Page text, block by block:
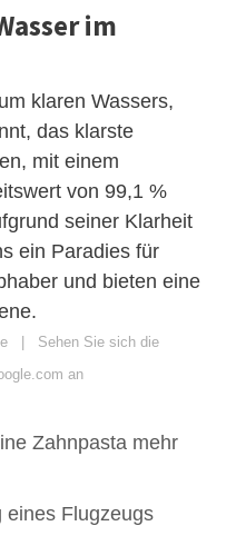
im
klaren Wassers,
das klarste
mit einem
von 99,1 %
seiner Klarheit
ein Paradies für
und bieten eine
| Sehen Sie sich die
an
Zahnpasta mehr
eines Flugzeugs